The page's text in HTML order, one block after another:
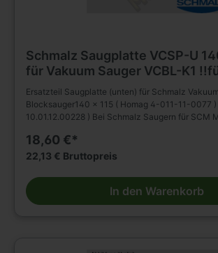
Schmalz Saugplatte VCSP-U
für Vakuum Sauger VCBL-K1
Ersatzteil Saugplatte (unten) für Schmalz
Blocksauger140 x 115 ( Homag 4-011-11-0077 )
10.01.12.00228 ) Bei Schmalz Saugern für SCM
18,60 €*
22,13 € Bruttopreis
In den Warenkorb